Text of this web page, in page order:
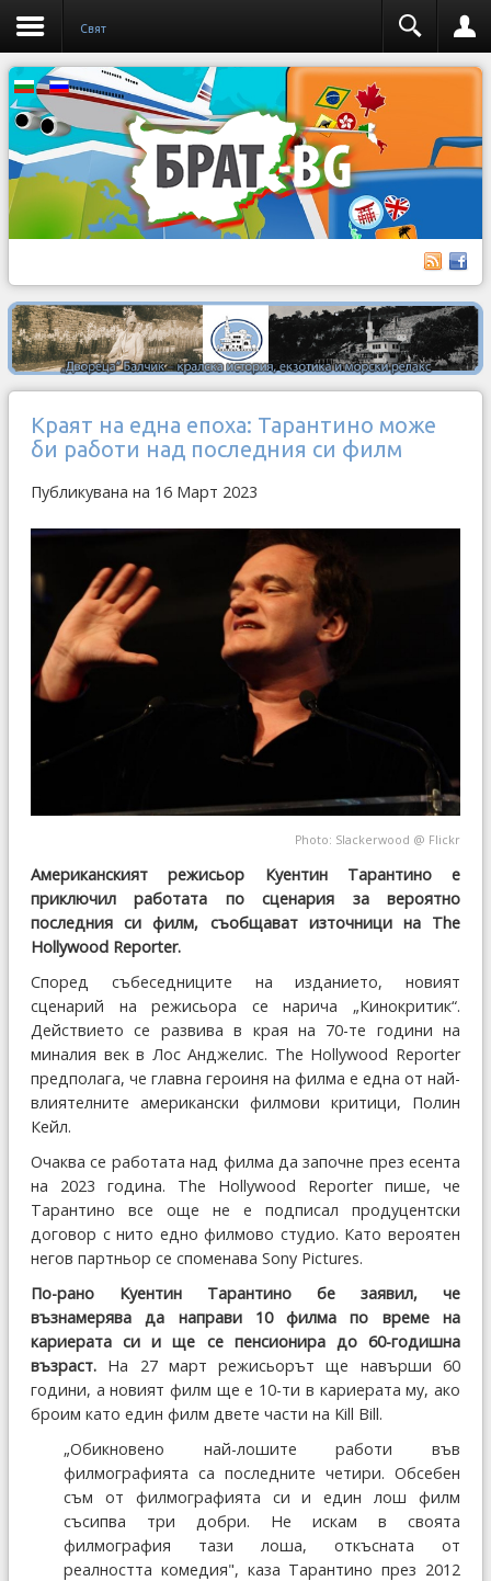
Свят
Краят на една епоха: Тарантино може
би работи над последния си филм
Публикувана на 16 Март 2023
Photo: Slackerwood @ Flickr
Американският режисьор Куентин Тарантино е
приключил работата по сценария за вероятно
последния си филм, съобщават източници на The
Hollywood Reporter.
Според събеседниците на изданието, новият
сценарий на режисьора се нарича „Кинокритик“.
Действието се развива в края на 70-те години на
миналия век в Лос Анджелис. The Hollywood Reporter
предполага, че главна героиня на филма е една от най-
влиятелните американски филмови критици, Полин
Кейл.
Очаква се работата над филма да започне през есента
на 2023 година. The Hollywood Reporter пише, че
Тарантино все още не е подписал продуцентски
договор с нито едно филмово студио. Като вероятен
негов партньор се споменава Sony Pictures.
По-рано Куентин Тарантино бе заявил, че
възнамерява да направи 10 филма по време на
кариерата си и ще се пенсионира до 60-годишна
възраст. На 27 март режисьорът ще навърши 60
години, а новият филм ще е 10-ти в кариерата му, ако
броим като един филм двете части на Kill Bill.
„Обикновено най-лошите работи във
филмографията са последните четири. Обсебен
съм от филмографията си и един лош филм
съсипва три добри. Не искам в своята
филмография тази лоша, откъсната от
реалността комедия", каза Тарантино през 2012